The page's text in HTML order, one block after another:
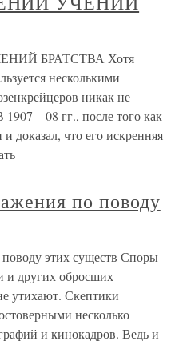
БРАТСТВА Хотя
несколькими
никак не
1907—08 гг., после того как
доказал, что его искренняя
по поводу
этих существ Споры
и других обросших
утихают. Скептики
несколько
и кинокадров. Ведь и